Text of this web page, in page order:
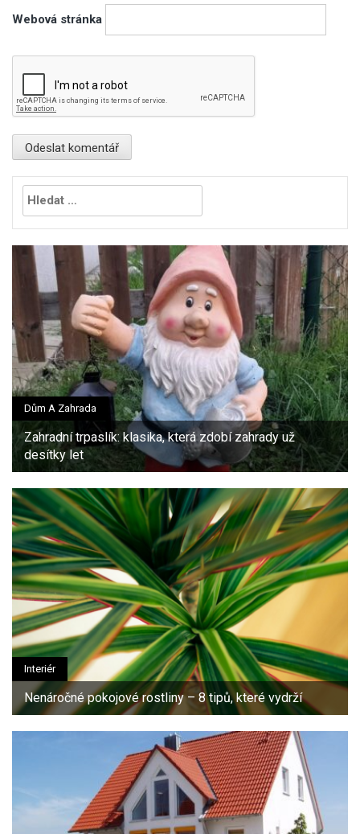
Webová stránka
Vyhledávání
Dům A Zahrada
Zahradní trpaslík: klasika, která zdobí zahrady už
desítky let
Interiér
Nenáročné pokojové rostliny – 8 tipů, které vydrží